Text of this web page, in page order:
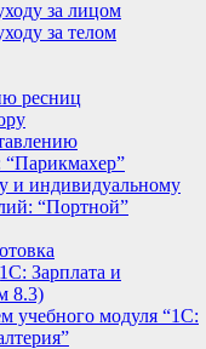
за лицом
за телом
ресниц
“Парикмахер”
и индивидуальному
“Портной”
Зарплата и
8.3)
учебного модуля “1С: